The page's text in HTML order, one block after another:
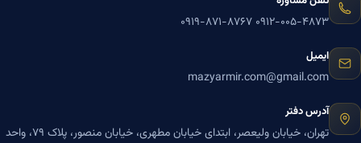
۰۹۱۲-۰۰۵-۴۸۷۳ ۰۹۱۹-۸۷۱-۸۷۶۷
ایمیل
mazyarmir.com@gmail.com
آدرس دفتر
تهران، خیابان ولیعصر، ابتدای خیابان مطهری، خیابان منصور، پلاک ۷۹، واحد